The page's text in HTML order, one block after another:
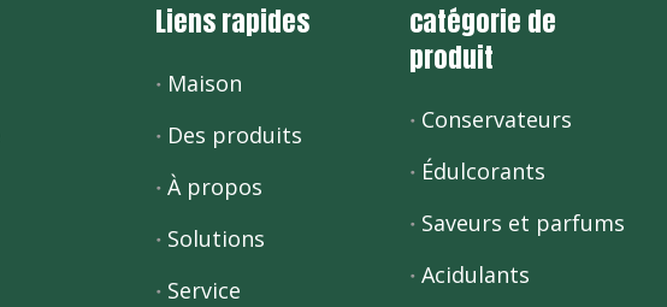
Liens rapides
Maison
Des produits
À propos
Solutions
Service
catégorie de
produit
Conservateurs
Édulcorants
Saveurs et parfums
Acidulants